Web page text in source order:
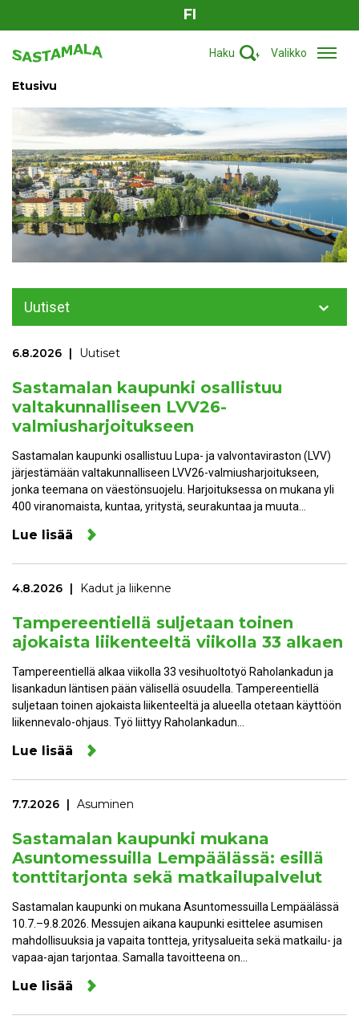
FI
Haku Valikko
Etusivu
Uutiset
6.8.2026 Uutiset
Sastamalan kaupunki osallistuu
valtakunnalliseen LVV26-
valmiusharjoitukseen
Sastamalan kaupunki osallistuu Lupa- ja valvontaviraston (LVV)
järjestämään valtakunnalliseen LVV26-valmiusharjoitukseen,
jonka teemana on väestönsuojelu. Harjoituksessa on mukana yli
400 viranomaista, kuntaa, yritystä, seurakuntaa ja muuta…
Lue lisää
4.8.2026 Kadut ja liikenne
Tampereentiellä suljetaan toinen
ajokaista liikenteeltä viikolla 33 alkaen
Tampereentiellä alkaa viikolla 33 vesihuoltotyö Raholankadun ja
Iisankadun läntisen pään välisellä osuudella. Tampereentiellä
suljetaan toinen ajokaista liikenteeltä ja alueella otetaan käyttöön
liikennevalo-ohjaus. Työ liittyy Raholankadun…
Lue lisää
7.7.2026 Asuminen
Sastamalan kaupunki mukana
Asuntomessuilla Lempäälässä: esillä
tonttitarjonta sekä matkailupalvelut
Sastamalan kaupunki on mukana Asuntomessuilla Lempäälässä
10.7.–9.8.2026. Messujen aikana kaupunki esittelee asumisen
mahdollisuuksia ja vapaita tontteja, yritysalueita sekä matkailu- ja
vapaa-ajan tarjontaa. Samalla tavoitteena on…
Lue lisää